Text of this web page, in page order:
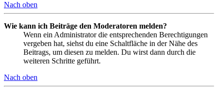
Nach oben
Wie kann ich Beiträge den Moderatoren melden?
Wenn ein Administrator die entsprechenden Berechtigungen
vergeben hat, siehst du eine Schaltfläche in der Nähe des
Beitrags, um diesen zu melden. Du wirst dann durch die
weiteren Schritte geführt.
Nach oben